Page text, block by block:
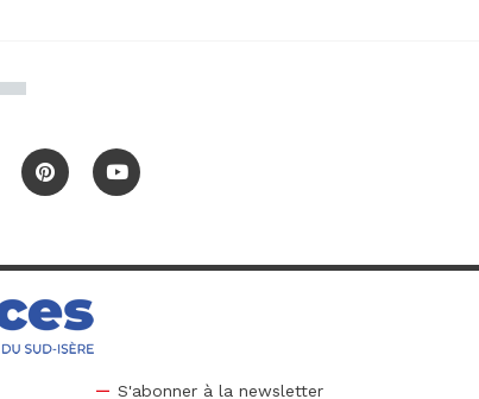
S'abonner à la newsletter